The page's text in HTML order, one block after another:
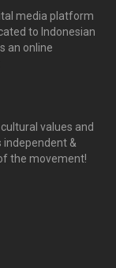
media platform
to Indonesian
an online
values and
independent &
the movement!